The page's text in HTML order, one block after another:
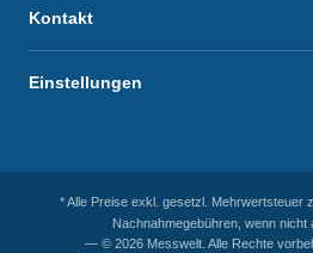
Kontakt
Einstellungen
* Alle Preise exkl. gesetzl. Mehrwertsteuer
Nachnahmegebühren, wenn nicht
— © 2026 Messwelt. Alle Rechte